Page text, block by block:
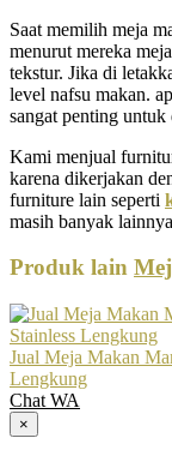
Saat memilih meja
menurut mereka
tekstur. Jika di
level nafsu makan.
sangat penting untuk
Kami menjual
karena dikerjakan
furniture lain seperti
masih banyak
Produk lain
Jual Meja Makan
Lengkung
Chat WA
×